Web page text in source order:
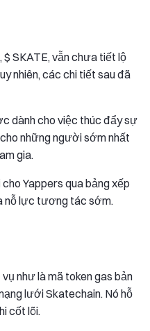
SKATE, vẫn chưa tiết lộ
nhiên, các chi tiết sau đã
dành cho việc thúc đẩy sự
những người sớm nhất
gia.
Yappers qua bảng xếp
nỗ lực tương tác sớm.
như là mã token gas bản
lưới Skatechain. Nó hỗ
cốt lõi.